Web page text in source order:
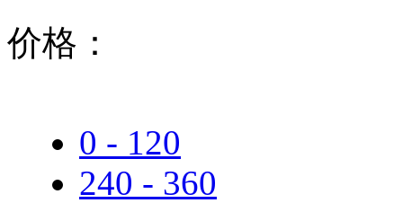
价格：
0 - 120
240 - 360